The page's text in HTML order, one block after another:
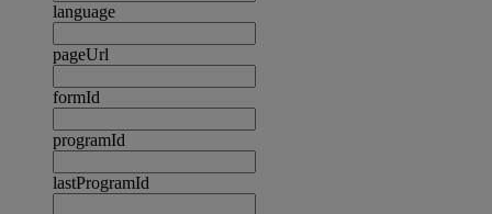
language
pageUrl
formId
programId
lastProgramId